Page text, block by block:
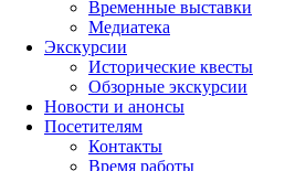
Временные выставки
Медиатека
Экскурсии
Исторические квесты
Обзорные экскурсии
Новости и анонсы
Посетителям
Контакты
Время работы